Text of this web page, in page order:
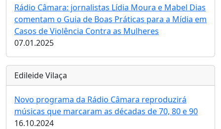
Rádio Câmara: jornalistas Lídia Moura e Mabel Dias
comentam o Guia de Boas Práticas para a Mídia em
Casos de Violência Contra as Mulheres
07.01.2025
Edileide Vilaça
Novo programa da Rádio Câmara reproduzirá
músicas que marcaram as décadas de 70, 80 e 90
16.10.2024